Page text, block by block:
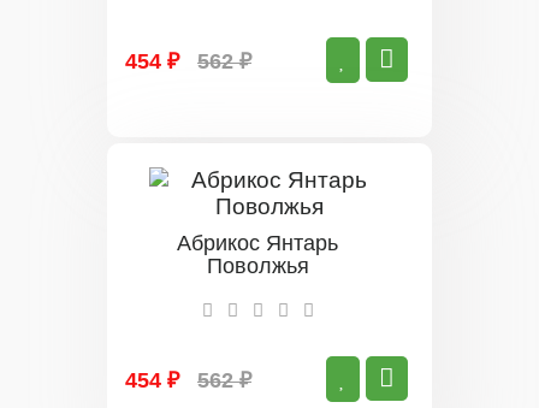
454 ₽ 562 ₽
Абрикос Янтарь
Поволжья
454 ₽ 562 ₽